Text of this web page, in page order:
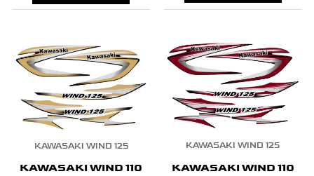
KAWASAKI WIND 125
KAWASAKI WIND 110
KAWASAKI WIND 125
KAWASAKI WIND 110